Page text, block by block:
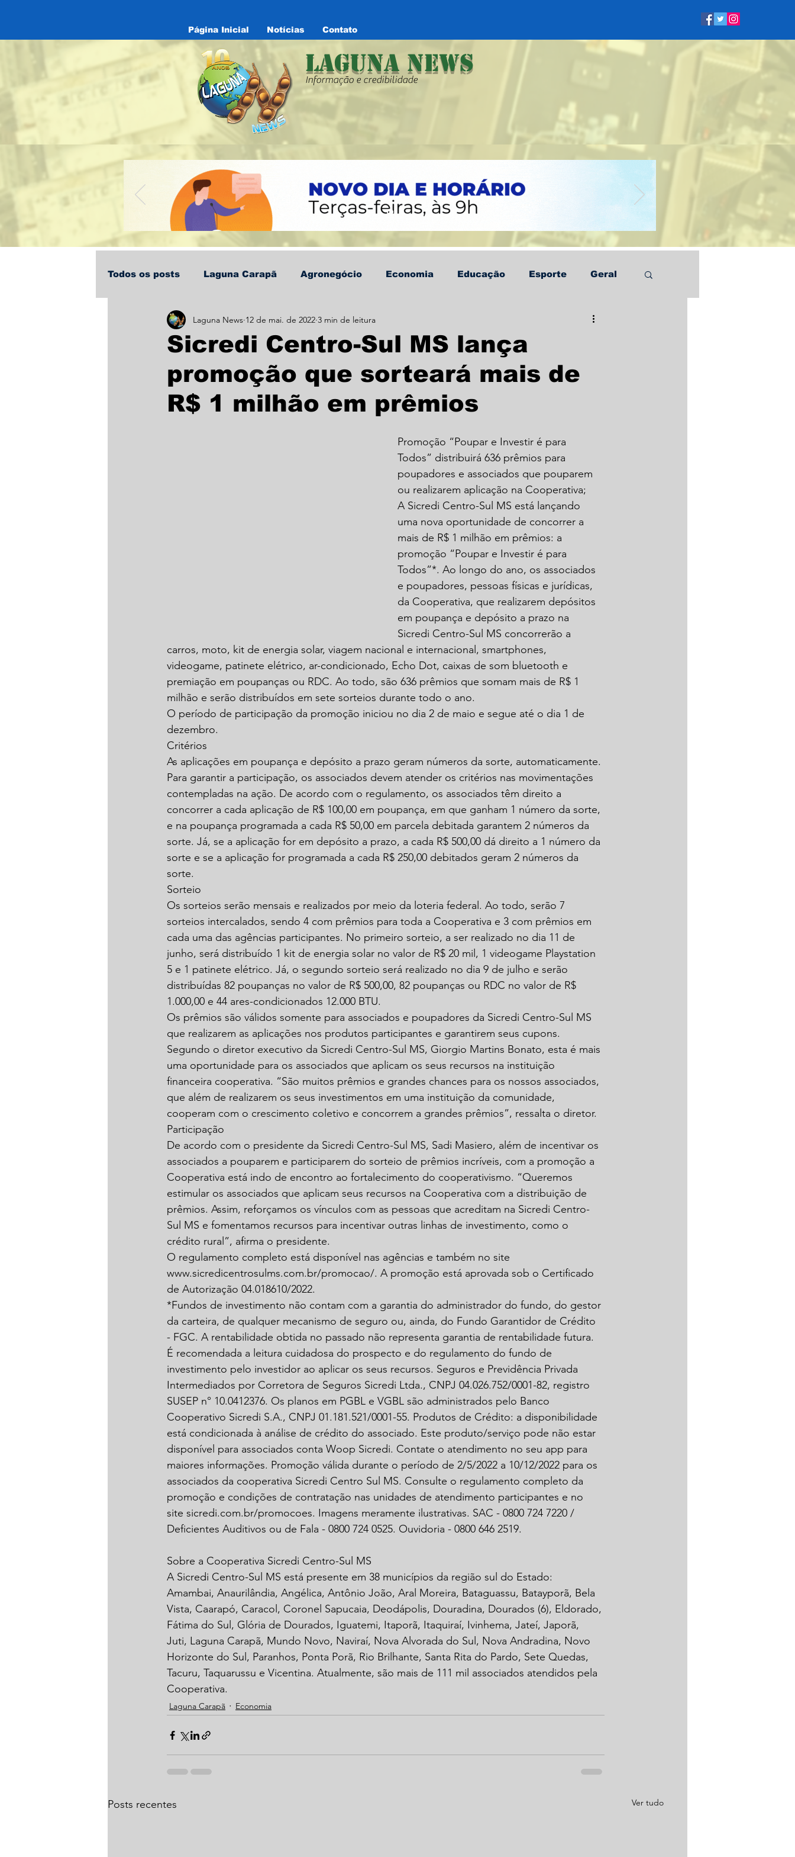
Página Inicial Notícias Contato
Laguna News
Informação e credibilidade
Todos os posts Laguna Carapã Agronegócio Economia Educação Esporte Geral
Policial Política Saúde Informe Publicitário
Sicredi Centro-Sul MS lança
promoção que sorteará mais de
R$ 1 milhão em prêmios
Laguna News 12 de mai. de 2022 3 min de leitura
Promoção “Poupar e Investir é para
Todos” distribuirá 636 prêmios para
poupadores e associados que pouparem
ou realizarem aplicação na Cooperativa;
A Sicredi Centro-Sul MS está lançando
uma nova oportunidade de concorrer a
mais de R$ 1 milhão em prêmios: a
promoção “Poupar e Investir é para
Todos”*. Ao longo do ano, os associados
e poupadores, pessoas físicas e jurídicas,
da Cooperativa, que realizarem depósitos
em poupança e depósito a prazo na
Sicredi Centro-Sul MS concorrerão a
carros, moto, kit de energia solar, viagem nacional e internacional, smartphones,
videogame, patinete elétrico, ar-condicionado, Echo Dot, caixas de som bluetooth e
premiação em poupanças ou RDC. Ao todo, são 636 prêmios que somam mais de R$ 1
milhão e serão distribuídos em sete sorteios durante todo o ano.
O período de participação da promoção iniciou no dia 2 de maio e segue até o dia 1 de
dezembro.
Critérios
As aplicações em poupança e depósito a prazo geram números da sorte, automaticamente.
Para garantir a participação, os associados devem atender os critérios nas movimentações
contempladas na ação. De acordo com o regulamento, os associados têm direito a
concorrer a cada aplicação de R$ 100,00 em poupança, em que ganham 1 número da sorte,
e na poupança programada a cada R$ 50,00 em parcela debitada garantem 2 números da
sorte. Já, se a aplicação for em depósito a prazo, a cada R$ 500,00 dá direito a 1 número da
sorte e se a aplicação for programada a cada R$ 250,00 debitados geram 2 números da
sorte.
Sorteio
Os sorteios serão mensais e realizados por meio da loteria federal. Ao todo, serão 7
sorteios intercalados, sendo 4 com prêmios para toda a Cooperativa e 3 com prêmios em
cada uma das agências participantes. No primeiro sorteio, a ser realizado no dia 11 de
junho, será distribuído 1 kit de energia solar no valor de R$ 20 mil, 1 videogame Playstation
5 e 1 patinete elétrico. Já, o segundo sorteio será realizado no dia 9 de julho e serão
distribuídas 82 poupanças no valor de R$ 500,00, 82 poupanças ou RDC no valor de R$
1.000,00 e 44 ares-condicionados 12.000 BTU.
Os prêmios são válidos somente para associados e poupadores da Sicredi Centro-Sul MS
que realizarem as aplicações nos produtos participantes e garantirem seus cupons.
Segundo o diretor executivo da Sicredi Centro-Sul MS, Giorgio Martins Bonato, esta é mais
uma oportunidade para os associados que aplicam os seus recursos na instituição
financeira cooperativa. “São muitos prêmios e grandes chances para os nossos associados,
que além de realizarem os seus investimentos em uma instituição da comunidade,
cooperam com o crescimento coletivo e concorrem a grandes prêmios”, ressalta o diretor.
Participação
De acordo com o presidente da Sicredi Centro-Sul MS, Sadi Masiero, além de incentivar os
associados a pouparem e participarem do sorteio de prêmios incríveis, com a promoção a
Cooperativa está indo de encontro ao fortalecimento do cooperativismo. “Queremos
estimular os associados que aplicam seus recursos na Cooperativa com a distribuição de
prêmios. Assim, reforçamos os vínculos com as pessoas que acreditam na Sicredi Centro-
Sul MS e fomentamos recursos para incentivar outras linhas de investimento, como o
crédito rural”, afirma o presidente.
O regulamento completo está disponível nas agências e também no site
www.sicredicentrosulms.com.br/promocao/. A promoção está aprovada sob o Certificado
de Autorização 04.018610/2022.
*Fundos de investimento não contam com a garantia do administrador do fundo, do gestor
da carteira, de qualquer mecanismo de seguro ou, ainda, do Fundo Garantidor de Crédito
- FGC. A rentabilidade obtida no passado não representa garantia de rentabilidade futura.
É recomendada a leitura cuidadosa do prospecto e do regulamento do fundo de
investimento pelo investidor ao aplicar os seus recursos. Seguros e Previdência Privada
Intermediados por Corretora de Seguros Sicredi Ltda., CNPJ 04.026.752/0001-82, registro
SUSEP n° 10.0412376. Os planos em PGBL e VGBL são administrados pelo Banco
Cooperativo Sicredi S.A., CNPJ 01.181.521/0001-55. Produtos de Crédito: a disponibilidade
está condicionada à análise de crédito do associado. Este produto/serviço pode não estar
disponível para associados conta Woop Sicredi. Contate o atendimento no seu app para
maiores informações. Promoção válida durante o período de 2/5/2022 a 10/12/2022 para os
associados da cooperativa Sicredi Centro Sul MS. Consulte o regulamento completo da
promoção e condições de contratação nas unidades de atendimento participantes e no
site sicredi.com.br/promocoes. Imagens meramente ilustrativas. SAC - 0800 724 7220 /
Deficientes Auditivos ou de Fala - 0800 724 0525. Ouvidoria - 0800 646 2519.
Sobre a Cooperativa Sicredi Centro-Sul MS
A Sicredi Centro-Sul MS está presente em 38 municípios da região sul do Estado:
Amambai, Anaurilândia, Angélica, Antônio João, Aral Moreira, Bataguassu, Batayporã, Bela
Vista, Caarapó, Caracol, Coronel Sapucaia, Deodápolis, Douradina, Dourados (6), Eldorado,
Fátima do Sul, Glória de Dourados, Iguatemi, Itaporã, Itaquiraí, Ivinhema, Jateí, Japorã,
Juti, Laguna Carapã, Mundo Novo, Naviraí, Nova Alvorada do Sul, Nova Andradina, Novo
Horizonte do Sul, Paranhos, Ponta Porã, Rio Brilhante, Santa Rita do Pardo, Sete Quedas,
Tacuru, Taquarussu e Vicentina. Atualmente, são mais de 111 mil associados atendidos pela
Cooperativa.
Laguna Carapã Economia
Posts recentes Ver tudo